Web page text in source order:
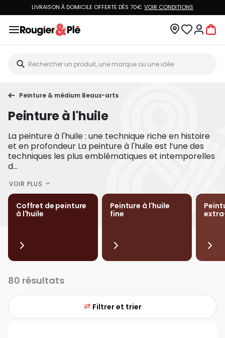
LIVRAISON À DOMICILE OFFERTE DÈS 70€.VOIR CONDITIONS
Peinture & médium Beaux-arts
Peinture à l'huile
La peinture à l'huile : une technique riche en histoire
et en profondeur La peinture à l'huile est l’une des
techniques les plus emblématiques et intemporelles
d...
VOIR PLUS
Coffret de peinture
à l'huile
Peinture à l'huile
fine
80 résultats
Filtrer et trier